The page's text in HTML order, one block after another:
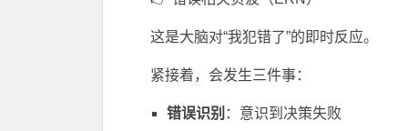
这是大脑对“我犯错了”的即时反应。
紧接着，会发生三件事：
错误识别 ：意识到决策失败